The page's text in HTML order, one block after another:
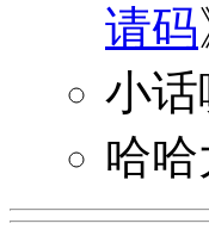
请码
小话
哈